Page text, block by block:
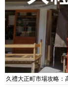
久禮大正町市場攻略：